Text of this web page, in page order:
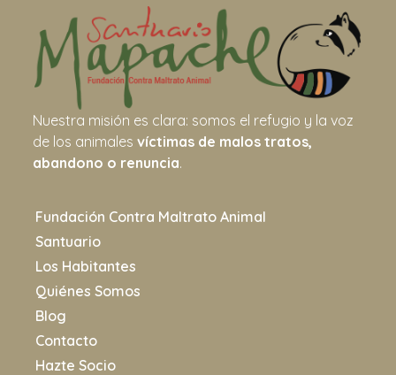
Nuestra misión es clara: somos el refugio y la voz
de los animales víctimas de malos tratos,
abandono o renuncia.
Fundación Contra Maltrato Animal
Santuario
Los Habitantes
Quiénes Somos
Blog
Contacto
Hazte Socio